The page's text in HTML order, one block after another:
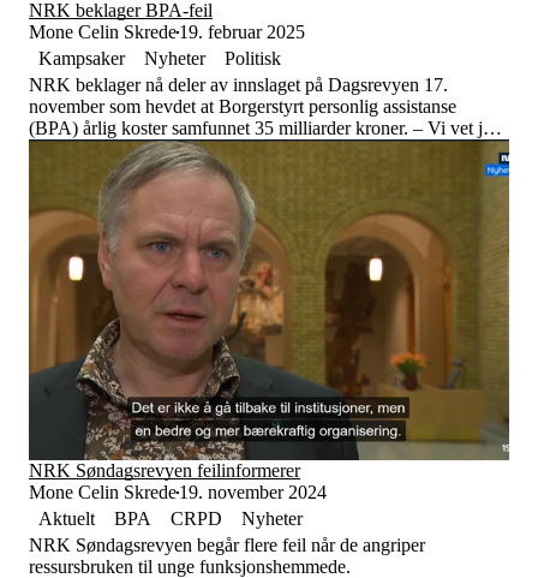
Tall og fakta
Om Uloba
Kontakt Uloba
Supportsenter
NRK beklager BPA-feil
Mone Celin Skrede19. februar 2025
Kampsaker
Nyheter
Politisk
NRK beklager nå deler av innslaget på Dagsrevyen 17.
november som hevdet at Borgerstyrt personlig assistanse
(BPA) årlig koster samfunnet 35 milliarder kroner. – Vi vet jo
at BPA er en kostnadseffektiv ordning for kommunene. Men
det er bra at…
NRK Søndagsrevyen feilinformerer
Mone Celin Skrede19. november 2024
Aktuelt
BPA CRPD
Nyheter
NRK Søndagsrevyen begår flere feil når de angriper
ressursbruken til unge funksjonshemmede.